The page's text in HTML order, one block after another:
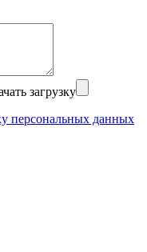
загрузку
персональных данных